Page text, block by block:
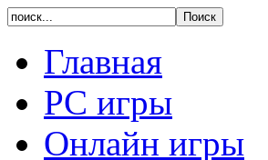
Главная
PC игры
Онлайн игры